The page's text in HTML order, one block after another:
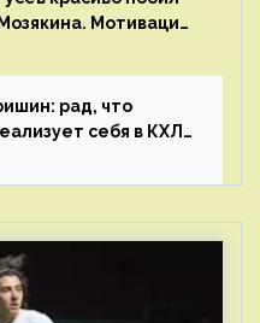
Мотивации
рад, что
себя в КХЛ
его в рамки